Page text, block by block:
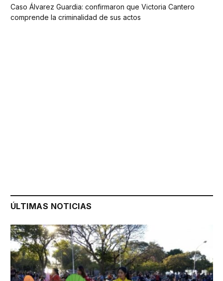
Caso Álvarez Guardia: confirmaron que Victoria Cantero
comprende la criminalidad de sus actos
ÚLTIMAS NOTICIAS